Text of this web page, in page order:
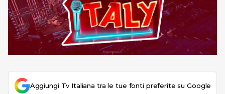
Aggiungi Tv Italiana tra le tue fonti preferite su Google